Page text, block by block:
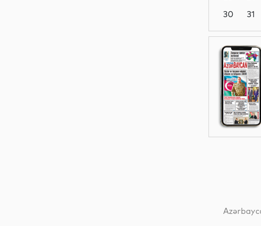
Maraqlı
Maraqlı
30
31